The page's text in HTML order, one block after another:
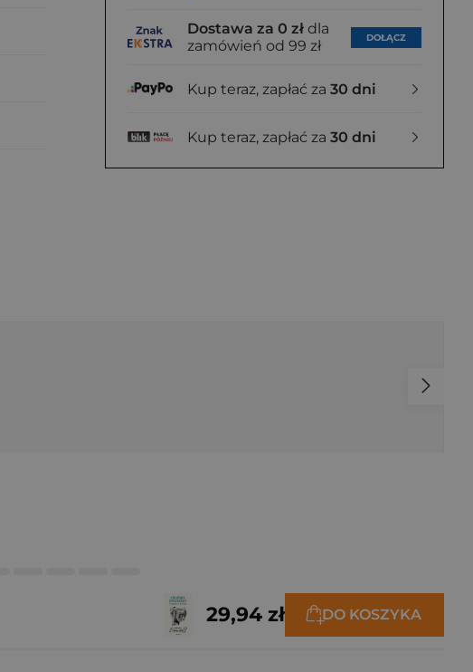
Dostawa za 0 zł dla
zamówień od 99 zł
DOŁĄCZ
Kup teraz, zapłać za 30 dni
Kup teraz, zapłać za 30 dni
29,94 zł DO KOSZYKA